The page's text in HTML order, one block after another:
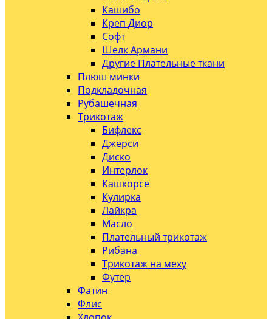
Кашибо
Креп Диор
Софт
Шелк Армани
Другие Плательные ткани
Плюш минки
Подкладочная
Рубашечная
Трикотаж
Бифлекс
Джерси
Диско
Интерлок
Кашкорсе
Кулирка
Лайкра
Масло
Плательный трикотаж
Рибана
Трикотаж на меху
Футер
Фатин
Флис